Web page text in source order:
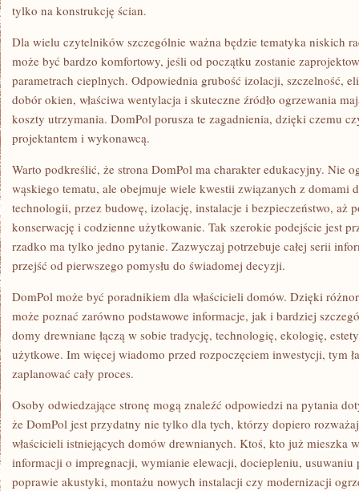
tylko na konstrukcję ścian.
Dla wielu czytelników szczególnie ważna będzie tematyka niskich
może być bardzo komfortowy, jeśli od początku zostanie
parametrach cieplnych. Odpowiednia grubość izolacji, szczelność,
dobór okien, właściwa wentylacja i skuteczne źródło ogrzewania
koszty utrzymania. DomPol porusza te zagadnienia, dzięki czemu
projektantem i wykonawcą.
Warto podkreślić, że strona DomPol ma charakter edukacyjny. Nie
wąskiego tematu, ale obejmuje wiele kwestii związanych z domami
technologii, przez budowę, izolację, instalacje i bezpieczeństwo, aż
konserwację i codzienne użytkowanie. Tak szerokie podejście jest
rzadko ma tylko jedno pytanie. Zazwyczaj potrzebuje całej serii
przejść od pierwszego pomysłu do świadomej decyzji.
DomPol może być poradnikiem dla właścicieli domów. Dzięki
może poznać zarówno podstawowe informacje, jak i bardziej
domy drewniane łączą w sobie tradycję, technologię, ekologię,
użytkowe. Im więcej wiadomo przed rozpoczęciem inwestycji, tym
zaplanować cały proces.
Osoby odwiedzające stronę mogą znaleźć odpowiedzi na pytania
że DomPol jest przydatny nie tylko dla tych, którzy dopiero
właścicieli istniejących domów drewnianych. Ktoś, kto już mieszka
informacji o impregnacji, wymianie elewacji, dociepleniu, usuwaniu
poprawie akustyki, montażu nowych instalacji czy modernizacji